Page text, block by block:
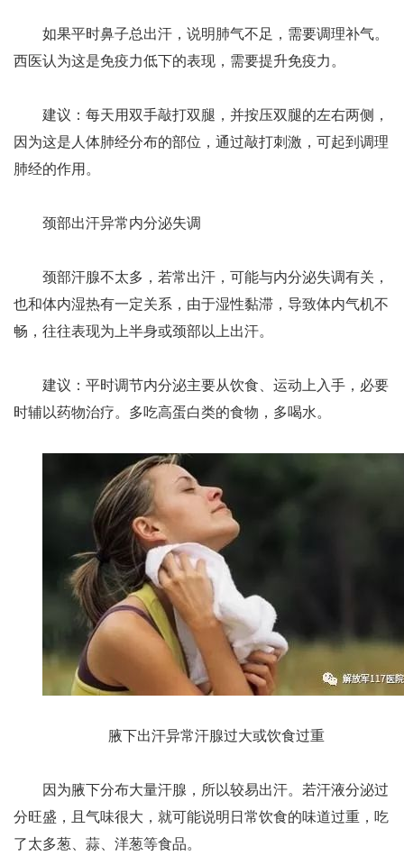
如果平时鼻子总出汗，说明肺气不足，需要调理补气。
西医认为这是免疫力低下的表现，需要提升免疫力。
建议：每天用双手敲打双腿，并按压双腿的左右两侧，
因为这是人体肺经分布的部位，通过敲打刺激，可起到调理
肺经的作用。
颈部出汗异常内分泌失调
颈部汗腺不太多，若常出汗，可能与内分泌失调有关，
也和体内湿热有一定关系，由于湿性黏滞，导致体内气机不
畅，往往表现为上半身或颈部以上出汗。
建议：平时调节内分泌主要从饮食、运动上入手，必要
时辅以药物治疗。多吃高蛋白类的食物，多喝水。
腋下出汗异常汗腺过大或饮食过重
因为腋下分布大量汗腺，所以较易出汗。若汗液分泌过
分旺盛，且气味很大，就可能说明日常饮食的味道过重，吃
了太多葱、蒜、洋葱等食品。